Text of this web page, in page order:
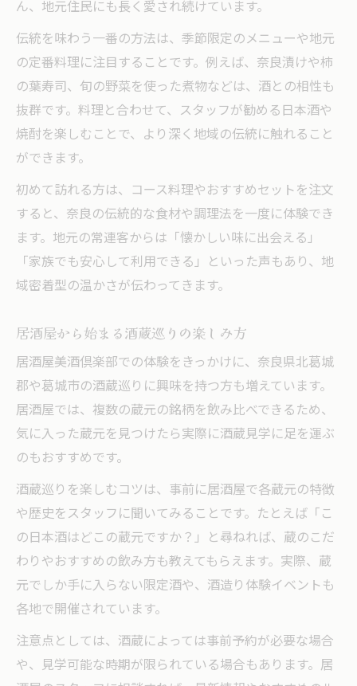
居酒屋で味わう限定酒と特別なひととき
日本酒の奥深さを知る居酒屋の魅力
居酒屋ならではの日本酒講座の体験談
ん、地元住民にも長く愛され続けています。
伝統を味わう一番の方法は、季節限定のメニューや地元
の定番料理に注目することです。例えば、奈良漬けや柿
の葉寿司、旬の野菜を使った煮物などは、酒との相性も
抜群です。料理と合わせて、スタッフが勧める日本酒や
焼酎を楽しむことで、より深く地域の伝統に触れること
ができます。
初めて訪れる方は、コース料理やおすすめセットを注文
すると、奈良の伝統的な食材や調理法を一度に体験でき
ます。地元の常連客からは「懐かしい味に出会える」
「家族でも安心して利用できる」といった声もあり、地
域密着型の温かさが伝わってきます。
居酒屋から始まる酒蔵巡りの楽しみ方
居酒屋美酒倶楽部での体験をきっかけに、奈良県北葛城
郡や葛城市の酒蔵巡りに興味を持つ方も増えています。
居酒屋では、複数の蔵元の銘柄を飲み比べできるため、
気に入った蔵元を見つけたら実際に酒蔵見学に足を運ぶ
のもおすすめです。
酒蔵巡りを楽しむコツは、事前に居酒屋で各蔵元の特徴
や歴史をスタッフに聞いてみることです。たとえば「こ
の日本酒はどこの蔵元ですか？」と尋ねれば、蔵のこだ
わりやおすすめの飲み方も教えてもらえます。実際、蔵
元でしか手に入らない限定酒や、酒造り体験イベントも
各地で開催されています。
注意点としては、酒蔵によっては事前予約が必要な場合
や、見学可能な時期が限られている場合もあります。居